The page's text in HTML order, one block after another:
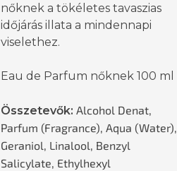
nőknek a tökéletes tavaszias
időjárás illata a mindennapi
viselethez.
Eau de Parfum nőknek 100 ml
Összetevők: Alcohol Denat,
Parfum (Fragrance), Aqua (Water),
Geraniol, Linalool, Benzyl
Salicylate, Ethylhexyl